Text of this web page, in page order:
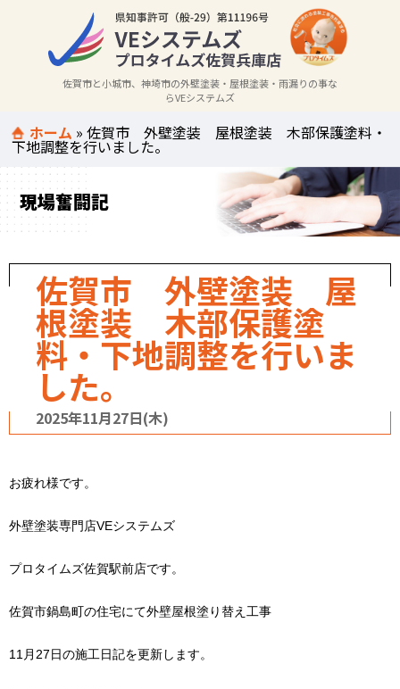
佐賀市と小城市、神埼市の外壁塗装・屋根塗装・雨漏りの事な
らVEシステムズ
ホーム »佐賀市 外壁塗装 屋根塗装 木部保護塗料・
下地調整を行いました。
現場奮闘記
佐賀市 外壁塗装 屋
根塗装 木部保護塗
料・下地調整を行いま
した。
2025年11月27日(木)
お疲れ様です。
外壁塗装専門店VEシステムズ
プロタイムズ佐賀駅前店です。
佐賀市鍋島町の住宅にて外壁屋根塗り替え工事
11月27日の施工日記を更新します。